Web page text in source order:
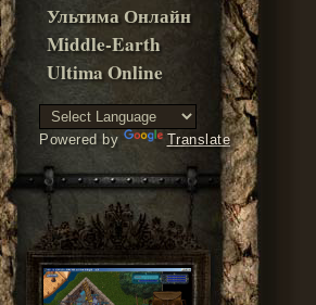
Ультима Онлайн
Middle-Earth
Ultima Online
Powered by Translate